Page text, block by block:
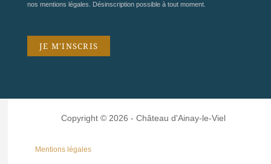
nos mentions légales . Désinscription possible à tout moment.
Copyright © 2026 - Château d'Ainay-le-Viel
Mentions légales